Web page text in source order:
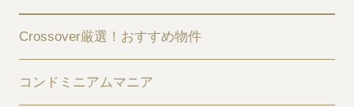
Crossover厳選！おすすめ物件
コンドミニアムマニア